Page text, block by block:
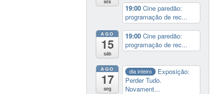
sex
19:00Cine paredão:
programação de rec...
AGO
15
sáb
19:00Cine paredão:
programação de rec...
AGO
17
seg
dia inteiro
Exposição:
Perder Tudo.
Novament...